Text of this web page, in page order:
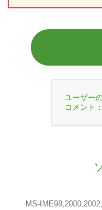
ユーザー
コメント：
MS-